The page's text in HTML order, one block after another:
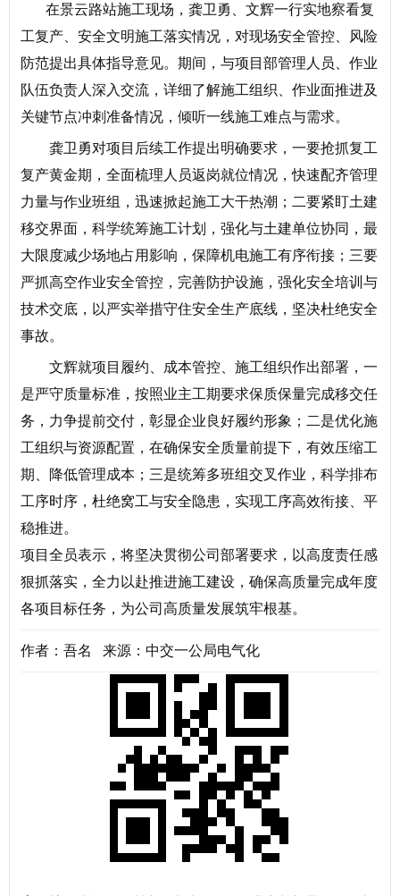
在景云路站施工现场，龚卫勇、文辉一行实地察看复
工复产、安全文明施工落实情况，对现场安全管控、风险
防范提出具体指导意见。期间，与项目部管理人员、作业
队伍负责人深入交流，详细了解施工组织、作业面推进及
关键节点冲刺准备情况，倾听一线施工难点与需求。
龚卫勇对项目后续工作提出明确要求，一要抢抓复工
复产黄金期，全面梳理人员返岗就位情况，快速配齐管理
力量与作业班组，迅速掀起施工大干热潮；二要紧盯土建
移交界面，科学统筹施工计划，强化与土建单位协同，最
大限度减少场地占用影响，保障机电施工有序衔接；三要
严抓高空作业安全管控，完善防护设施，强化安全培训与
技术交底，以严实举措守住安全生产底线，坚决杜绝安全
事故。
文辉就项目履约、成本管控、施工组织作出部署，一
是严守质量标准，按照业主工期要求保质保量完成移交任
务，力争提前交付，彰显企业良好履约形象；二是优化施
工组织与资源配置，在确保安全质量前提下，有效压缩工
期、降低管理成本；三是统筹多班组交叉作业，科学排布
工序时序，杜绝窝工与安全隐患，实现工序高效衔接、平
稳推进。
项目全员表示，将坚决贯彻公司部署要求，以高度责任感
狠抓落实，全力以赴推进施工建设，确保高质量完成年度
各项目标任务，为公司高质量发展筑牢根基。
作者：吾名 来源：中交一公局电气化